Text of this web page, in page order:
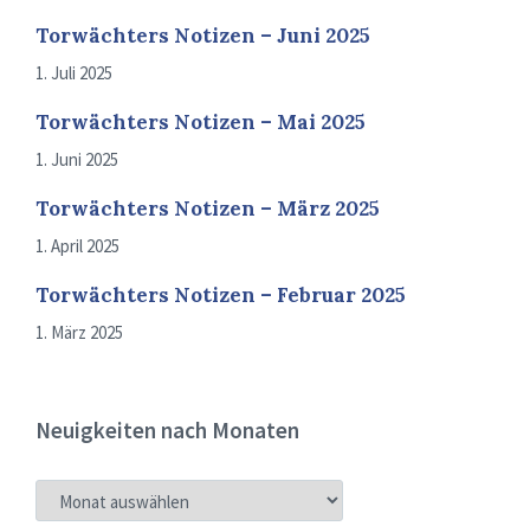
Torwächters Notizen – Juni 2025
1. Juli 2025
Torwächters Notizen – Mai 2025
1. Juni 2025
Torwächters Notizen – März 2025
1. April 2025
Torwächters Notizen – Februar 2025
1. März 2025
Neuigkeiten nach Monaten
NEUIGKEITEN
NACH